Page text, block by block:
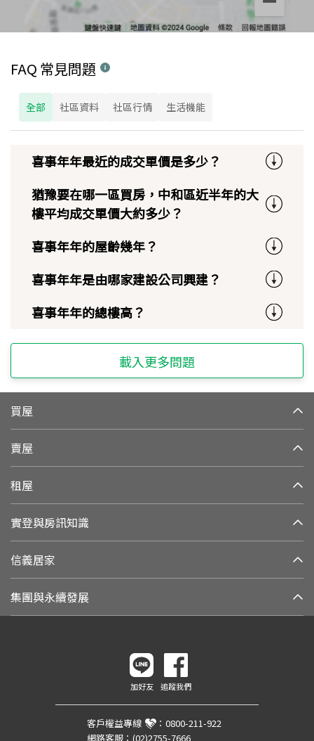
FAQ 常見問題
全部 社區資料 社區行情 生活機能
喜事年年最近的成交單價是多少？
猶豫要在哪一區買房，中和區近半年的大
樓平均成交單價大約多少？
喜事年年的屋齡幾年？
喜事年年是由哪家建設公司興建？
喜事年年的總樓高？
載入更多問題
買屋
賣屋
租屋
實登與房訊知識
信義居家
集團與永續發展
加好友 追蹤我們
客戶權益專線 ： 0800-211-922
網路客服： (02)2755-7666